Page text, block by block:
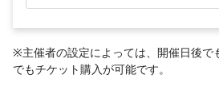
※主催者の設定によっては、開催日後で
でもチケット購入が可能です。